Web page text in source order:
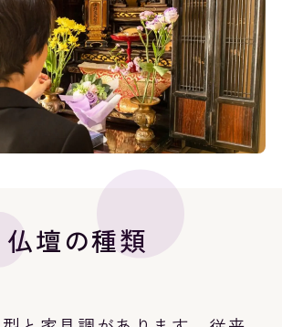
仏壇の種類